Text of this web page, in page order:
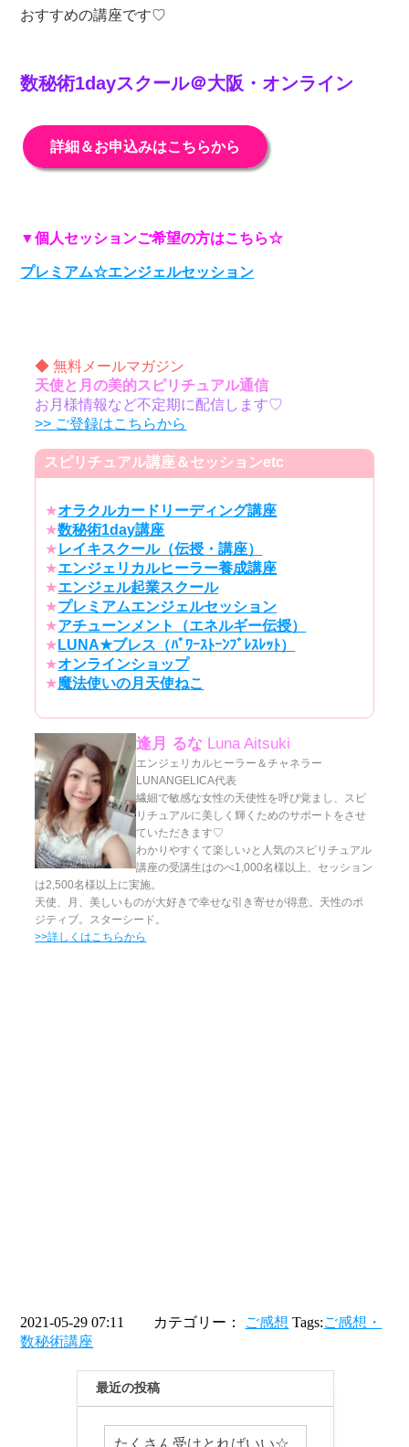
おすすめの講座です♡
数秘術1dayスクール＠大阪・オンライン
詳細＆お申込みはこちらから
▼個人セッションご希望の方はこちら☆
プレミアム☆エンジェルセッション
◆ 無料メールマガジン
天使と月の美的スピリチュアル通信
お月様情報など不定期に配信します♡
>> ご登録はこちらから
スピリチュアル講座＆セッションetc
★オラクルカードリーディング講座
★数秘術1day講座
★レイキスクール（伝授・講座）
★エンジェリカルヒーラー養成講座
★エンジェル起業スクール
★プレミアムエンジェルセッション
★アチューンメント（エネルギー伝授）
★ LUNA★ブレス（ﾊﾟﾜｰｽﾄｰﾝﾌﾞﾚｽﾚｯﾄ）
★オンラインショップ
★魔法使いの月天使ねこ
逢月 るな Luna Aitsuki
エンジェリカルヒーラー＆チャネラー
LUNANGELICA代表
繊細で敏感な女性の天使性を呼び覚まし、スピ
リチュアルに美しく輝くためのサポートをさせ
ていただきます♡
わかりやすくて楽しい♪と人気のスピリチュアル
講座の受講生はのべ1,000名様以上、セッション
は2,500名様以上に実施。
天使、月、美しいものが大好きで幸せな引き寄せが得意。天性のポ
ジティブ。スターシード。
>>詳しくはこちらから
2021-05-29 07:11 カテゴリー： ご感想 Tags:ご感想・
数秘術講座
最近の投稿
たくさん受けとればいい☆